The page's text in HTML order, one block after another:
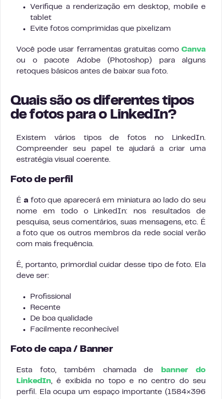
Verifique a renderização em desktop, mobile e
tablet
Evite fotos comprimidas que pixelizam
Você pode usar ferramentas gratuitas como Canva
ou o pacote Adobe (Photoshop) para alguns
retoques básicos antes de baixar sua foto.
Quais são os diferentes tipos
de fotos para o LinkedIn?
Existem vários tipos de fotos no LinkedIn.
Compreender seu papel te ajudará a criar uma
estratégia visual coerente.
Foto de perfil
É afoto que aparecerá em miniatura ao lado do seu
nome em todo o LinkedIn: nos resultados de
pesquisa, seus comentários, suas mensagens, etc. É
a foto que os outros membros da rede social verão
com mais frequência.
É, portanto, primordial cuidar desse tipo de foto. Ela
deve ser:
Profissional
Recente
De boa qualidade
Facilmente reconhecível
Foto de capa / Banner
Esta foto, também chamada de
banner do
LinkedIn, é exibida no topo e no centro do seu
perfil. Ela ocupa um espaço importante (1584×396